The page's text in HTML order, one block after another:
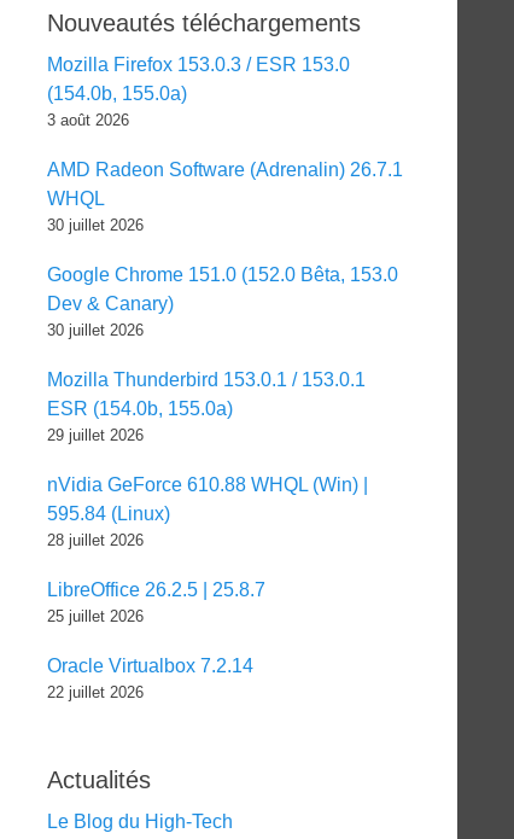
Nouveautés téléchargements
Mozilla Firefox 153.0.3 / ESR 153.0
(154.0b, 155.0a)
3 août 2026
AMD Radeon Software (Adrenalin) 26.7.1
WHQL
30 juillet 2026
Google Chrome 151.0 (152.0 Bêta, 153.0
Dev & Canary)
30 juillet 2026
Mozilla Thunderbird 153.0.1 / 153.0.1
ESR (154.0b, 155.0a)
29 juillet 2026
nVidia GeForce 610.88 WHQL (Win) |
595.84 (Linux)
28 juillet 2026
LibreOffice 26.2.5 | 25.8.7
25 juillet 2026
Oracle Virtualbox 7.2.14
22 juillet 2026
Actualités
Le Blog du High-Tech